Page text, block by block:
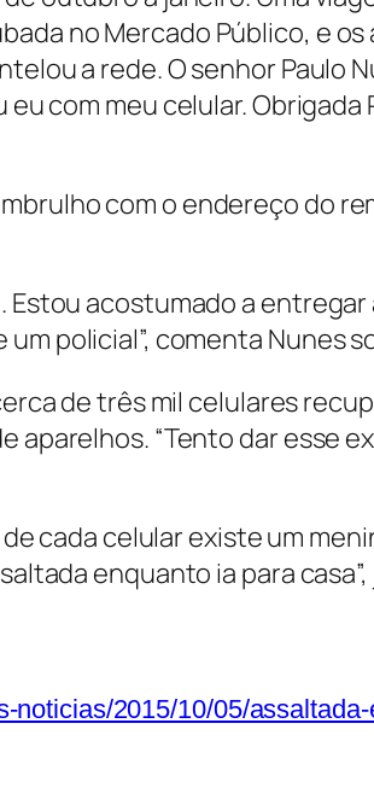
no Mercado Público, e
a rede. O senhor Paulo
com meu celular.
com o endereço do
Estou acostumado a
policial”, comenta Nunes
de três mil celulares
aparelhos. “Tento dar esse
cada celular existe um
enquanto ia para
noticias/2015/10/05/